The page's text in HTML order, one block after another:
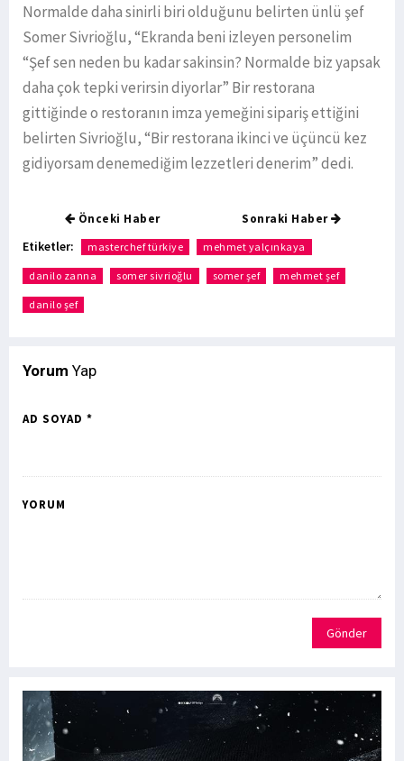
Normalde daha sinirli biri olduğunu belirten ünlü şef
Somer Sivrioğlu, “Ekranda beni izleyen personelim
“Şef sen neden bu kadar sakinsin? Normalde biz yapsak
daha çok tepki verirsin diyorlar” Bir restorana
gittiğinde o restoranın imza yemeğini sipariş ettiğini
belirten Sivrioğlu, “Bir restorana ikinci ve üçüncü kez
gidiyorsam denemediğim lezzetleri denerim” dedi.
Önceki Haber Sonraki Haber
Etiketler: masterchef türkiye mehmet yalçınkaya
danilo zanna somer sivrioğlu somer şef mehmet şef
danilo şef
Yorum Yap
AD SOYAD *
YORUM
Gönder